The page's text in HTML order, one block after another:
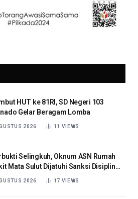
HUT ke 81RI, SD Negeri 103
Gelar Beragam Lomba
2026 11 VIEWS
Selingkuh, Oknum ASN Rumah
Mata Sulut Dijatuhi Sanksi Disiplin
2026 17 VIEWS